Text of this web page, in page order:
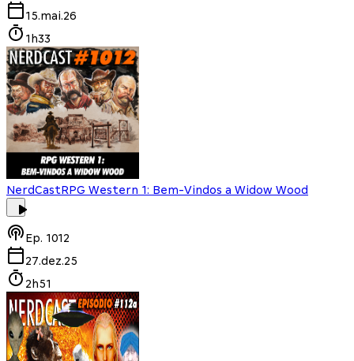
15.mai.26
1h33
NerdCastRPG Western 1: Bem-Vindos a Widow Wood
Ep. 1012
27.dez.25
2h51